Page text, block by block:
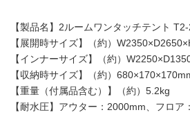
【製品名】2ルームワンタッチテント
【展開時サイズ】（約）
【インナーサイズ】（約）
【収納時サイズ】（約）
【重量（付属品含む）】（約）5.2kg
【耐水圧】アウター：2000mm、フロア